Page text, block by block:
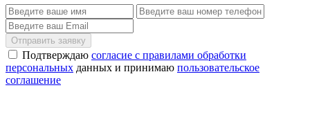
Отправить заявку
Подтверждаю согласие с правилами обработки
персональных данных и принимаю пользовательское
соглашение